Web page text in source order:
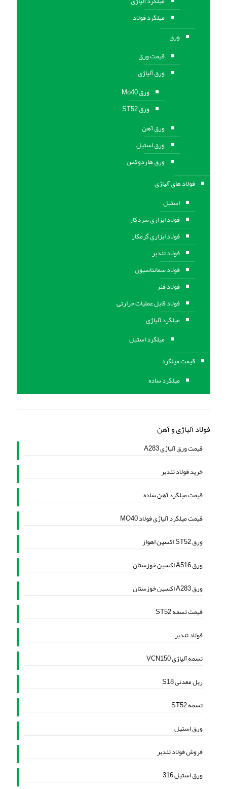
میلگرد فولاد
ورق
قیمت ورق
ورق آلیاژی
ورق Mo40
ورق ST52
ورق آهن
ورق استيل
ورق هاردوکس
فولاد های آلیاژی
استیل
فولاد ابزاری سردکار
فولاد ابزاری گرمکار
فولاد تندبر
فولاد سمانتاسیون
فولاد فنر
فولاد قابل عملیات حرارتی
ميلگرد آلیاژی
میلگرد استیل
قیمت میلگرد
میلگرد ساده
فولاد آلیاژی و آهن
قیمت ورق آلیاژی A283
خرید فولاد تندبر
قیمت میلگرد آهن ساده
قیمت میلگرد آلیاژی فولاد MO40
ورق ST52 اکسین اهواز
ورق A516 اکسین خوزستان
ورق A283 اکسین خوزستان
قیمت تسمه ST52
فولاد تندبر
تسمه آلیاژی VCN150
ریل معدنی S18
تسمه ST52
ورق استیل
فروش فولاد تندبر
ورق استیل 316